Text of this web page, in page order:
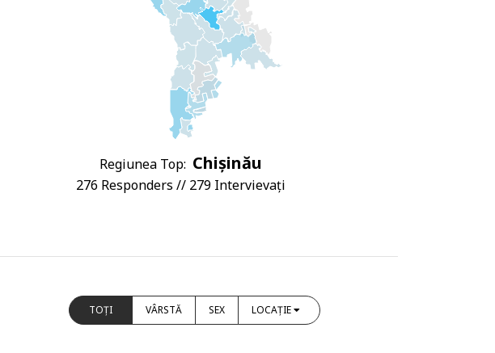
Regiunea Top: Chișinău
276 Responders // 279 Intervievați
TOȚI VÂRSTĂ SEX LOCAȚIE